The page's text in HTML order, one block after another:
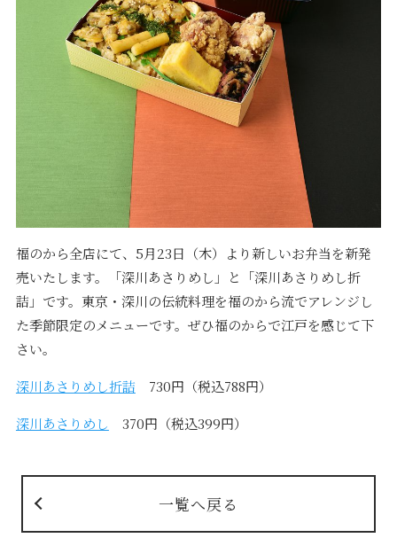
福のから全店にて、5月23日（木）より新しいお弁当を新発
売いたします。「深川あさりめし」と「深川あさりめし折
詰」です。東京・深川の伝統料理を福のから流でアレンジし
た季節限定のメニューです。ぜひ福のからで江戸を感じて下
さい。
深川あさりめし折詰 730円（税込788円）
深川あさりめし 370円（税込399円）
一覧へ戻る